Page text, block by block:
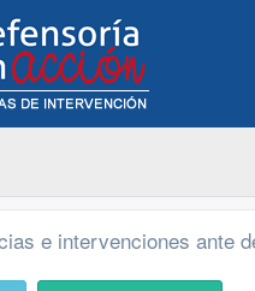
e intervenciones ante